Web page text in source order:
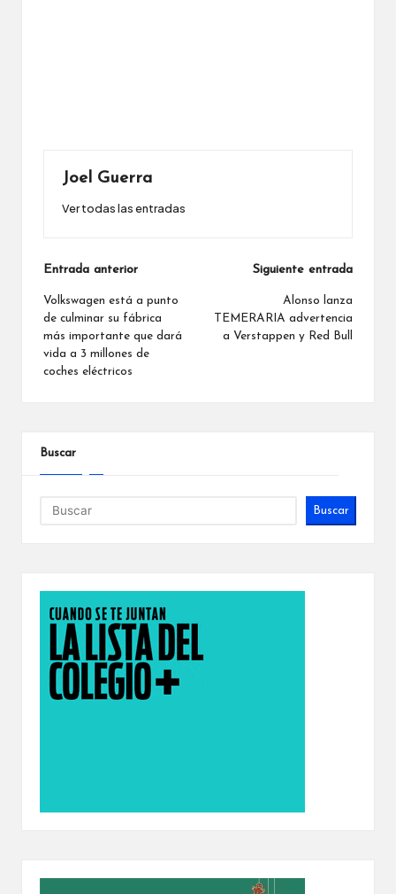
Joel Guerra
Ver todas las entradas
Navegación
de
entradas
Entrada anterior
Volkswagen está a punto
de culminar su fábrica
más importante que dará
vida a 3 millones de
coches eléctricos
Siguiente entrada
Alonso lanza
TEMERARIA advertencia
a Verstappen y Red Bull
Buscar
Buscar